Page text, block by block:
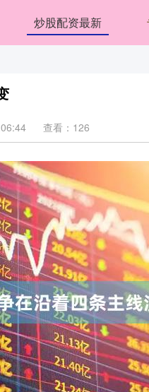
炒股配资最新
查看：126